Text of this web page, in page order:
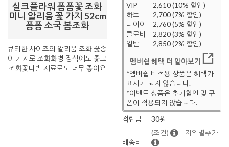
실크플라워 폼폼꽃 조화
미니 알리움 꽃 가지 52cm
퐁퐁 소국 봄조화
큐티한 사이즈의 알리움 조화 꽃송
이 가지로 조화화병 장식에도 좋고
조화꽃다발 재료로도 너무 좋아요
VIP
2,610 (10% 할인)
하트
2,700 (7% 할인)
다이아
2,760 (5% 할인)
클로바
2,820 (3% 할인)
일반
2,850 (2% 할인)
멤버쉽 혜택 더 알아보기
*멤버쉽 비적용 상품은 혜택가
표시가 되지 않습니다.
*이벤트 상품은 추가할인 및 쿠
폰이 적용되지 않습니다.
적립금
30원
배송비
(조건) 지역별추가